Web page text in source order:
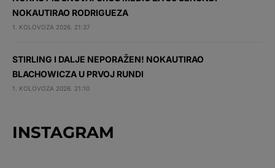
NOKAUTIRAO RODRIGUEZA
1. KOLOVOZA 2026. 21:37
STIRLING I DALJE NEPORAŽEN! NOKAUTIRAO
BLACHOWICZA U PRVOJ RUNDI
1. KOLOVOZA 2026. 21:10
INSTAGRAM